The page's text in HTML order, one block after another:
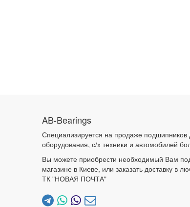
AB-Bearings
Специализируется на продаже
оборудования, с/х техники и автомобилей
Вы можете приобрести необходимый Вам
магазине в Киеве, или заказать доставку в
ТК "НОВАЯ ПОЧТА"